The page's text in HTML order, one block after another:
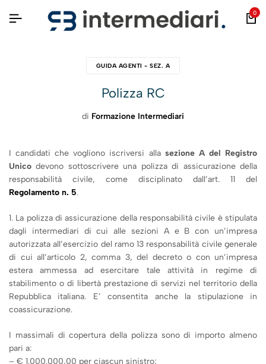
0
GUIDA AGENTI - SEZ. A
Polizza RC
di Formazione Intermediari
I candidati che vogliono iscriversi allasezione A del Registro
Unico devono sottoscrivere una polizza di assicurazione della
responsabilità civile, come disciplinato dall’art. 11 del
Regolamento n. 5.
1. La polizza di assicurazione della responsabilità civile è stipulata
dagli intermediari di cui alle sezioni A e B con un’impresa
autorizzata all’esercizio del ramo 13 responsabilità civile generale
di cui all’articolo 2, comma 3, del decreto o con un’impresa
estera ammessa ad esercitare tale attività in regime di
stabilimento o di libertà prestazione di servizi nel territorio della
Repubblica italiana. E’ consentita anche la stipulazione in
coassicurazione.
I massimali di copertura della polizza sono di importo almeno
pari a:
– € 1.000.000,00 per ciascun sinistro;